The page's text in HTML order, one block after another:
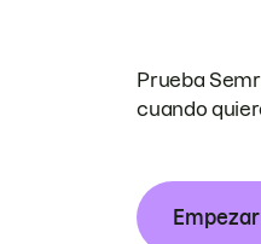
Prueba
cuando